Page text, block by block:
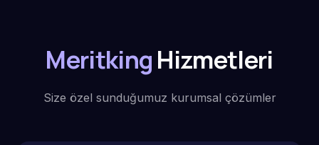
MeritkingHizmetleri
Size özel sunduğumuz kurumsal çözümler